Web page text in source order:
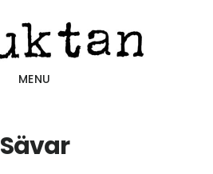
MENU
Sävar